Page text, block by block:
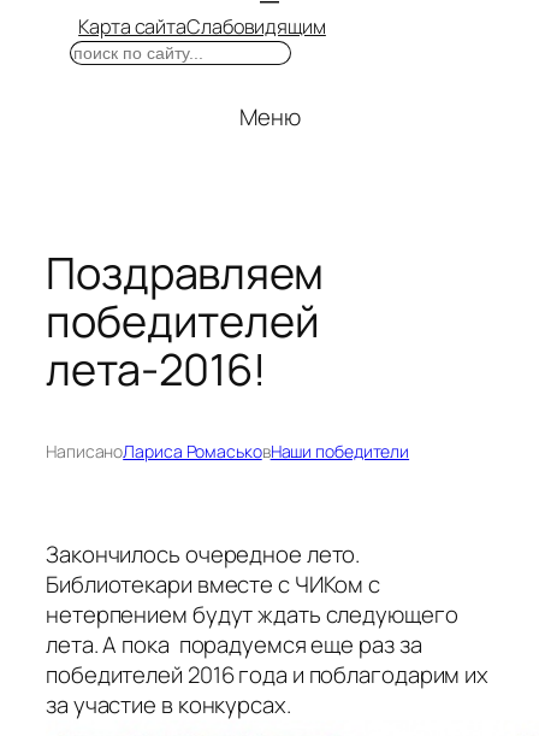
Карта сайтаСлабовидящим
Поиск
Меню
Поздравляем
победителей
лета-2016!
НаписаноЛариса РомаськовНаши победители
Закончилось очередное лето.
Библиотекари вместе с ЧИКом с
нетерпением будут ждать следующего
лета. А пока порадуемся еще раз за
победителей 2016 года и поблагодарим их
за участие в конкурсах.